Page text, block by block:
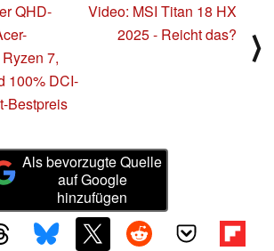
QHD-
7,
100% DCI-
Bestpreis
Video: MSI Titan 18 HX
2025 - Reicht das?
⟩
Als bevorzugte Quelle
auf Google
hinzufügen